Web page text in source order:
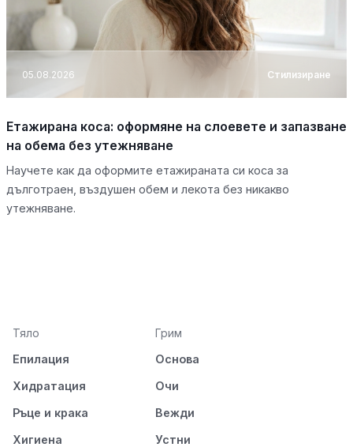
05.08.2026 Стилизиране
Етажирана коса: оформяне на слоевете и запазване
на обема без утежняване
Научете как да оформите етажираната си коса за
дълготраен, въздушен обем и лекота без никакво
утежняване.
Тяло
Епилация
Хидратация
Ръце и крака
Хигиена
Грим
Основа
Очи
Вежди
Устни